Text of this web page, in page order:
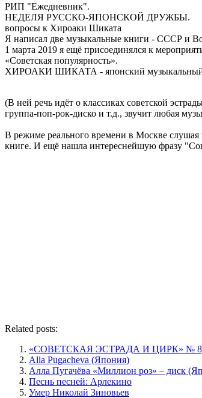
РИП "Ежедневник".
НЕДЕЛЯ РУССКО-ЯПОНСКОЙ ДРУЖБЫ.
вопросы к Хироаки Шиката
Я написал две музыкальные книги - СССР и
1 марта 2019 я ещё присоединялся к
«Советская популярность».
ХИРОАКИ ШИКАТА - японский музыкальный
(В ней речь идёт о классиках советской
группа-поп-рок-диско и т.д., звучит любая
В режиме реального времени в Москве
книге. И ещё нашла интереснейшую фразу
Related posts:
«СОВЕТСКАЯ ЭСТРАДА И ЦИРК» № 8,
Alla Pugacheva (Япония)
Алла Пугачёва «Миллион роз» – диск
Песнь песней: Арлекино
Умер Николай Зиновьев